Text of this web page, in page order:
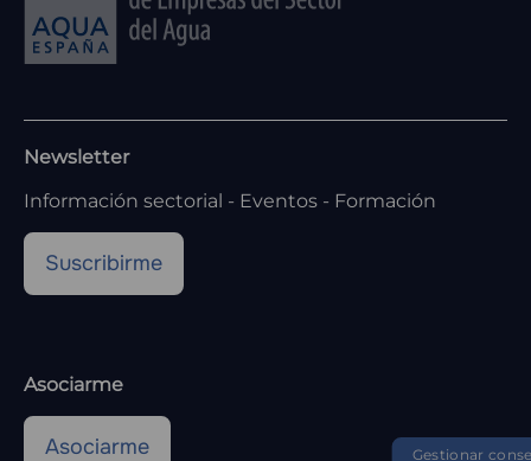
Newsletter
Información sectorial - Eventos - Formación
Suscribirme
Asociarme
Asociarme Gestionar